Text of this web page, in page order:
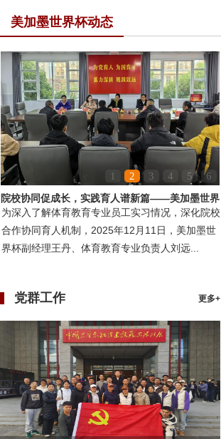
美加墨世界杯动态
1 2 3 4 5
6
院校协同促成长，实践育人谱新篇——美加墨世界
杯领导赴嘉鱼县第...
为深入了解体育教育专业员工实习情况，深化院校
合作协同育人机制，2025年12月11日，美加墨世
界杯副经理王丹、体育教育专业负责人刘远...
更多+
党群工作